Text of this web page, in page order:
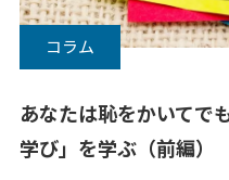
コラム
あなたは恥をかいてで
学び」を学ぶ（前編）